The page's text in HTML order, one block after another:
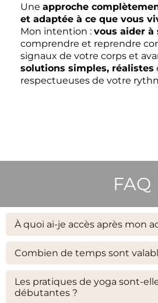
Une approche
et adaptée à ce que vous
Mon intention : vous aider
comprendre et reprendre
signaux de votre corps et
solutions simples, réalistes
respectueuses de votre
FAQ
À quoi ai-je accès après mon
Dès que vous avez procédé à
recevrez la confirmation de
mail. et votre bon d'achat
et imprimé.
Combien de temps sont
Les bons d'achat pour les
massages et les bilans, sont
Les pratiques de yoga sont-
débutantes ?